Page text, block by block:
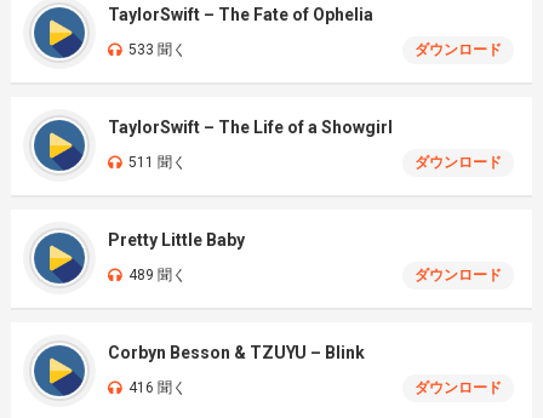
TaylorSwift – The Fate of Ophelia
533 聞く ダウンロード
TaylorSwift – The Life of a Showgirl
511 聞く ダウンロード
Pretty Little Baby
489 聞く ダウンロード
Corbyn Besson & TZUYU – Blink
416 聞く ダウンロード